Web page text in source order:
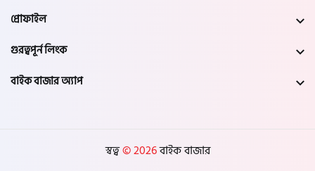
প্রোফাইল
গুরত্বপূর্ন লিংক
বাইক বাজার অ্যাপ
স্বত্ব© 2026বাইক বাজার